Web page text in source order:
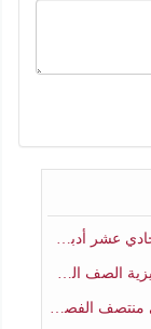
الفصل الثاني
الفصل الثاني
الفصل الثاني